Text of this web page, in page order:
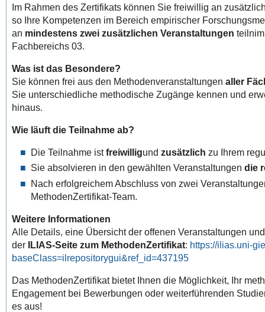
Im Rahmen des Zertifikats können Sie freiwillig an
so Ihre Kompetenzen im Bereich empirischer
an mindestens zwei zusätzlichen Veranstaltungen
Fachbereichs 03.
Was ist das Besondere?
Sie können frei aus den Methodenveranstaltungenaller
Sie unterschiedliche methodische Zugänge kennen und
hinaus.
Wie läuft die Teilnahme ab?
Die Teilnahme istfreiwilligundzusätzlich zu Ihrem
Sie absolvieren in den gewählten Veranstaltungendie
Nach erfolgreichem Abschluss von zwei
MethodenZertifikat-Team.
Weitere Informationen
Alle Details, eine Übersicht der offenen Veranstaltungen
der
ILIAS-Seite zum MethodenZertifikat: https://ilias.uni-
baseClass=ilrepositorygui&ref_id=437195
Das MethodenZertifikat bietet Ihnen die Möglichkeit, Ihr
Engagement bei Bewerbungen oder weiterführenden
es aus!